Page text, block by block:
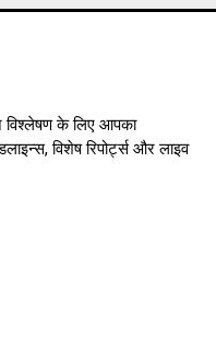
के लिए आपका
विशेष रिपोर्ट्स और लाइव